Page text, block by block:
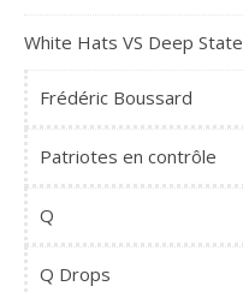
White Hats VS Deep State
Frédéric Boussard
Patriotes en contrôle
Q
Q Drops